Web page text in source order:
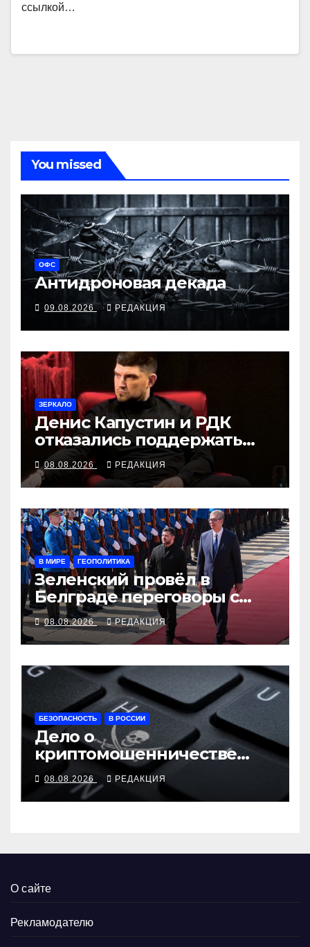
ссылкой…
You missed
ОФС
Антидроновая декада
09.08.2026 РЕДАКЦИЯ
ЗЕРКАЛО
Денис Капустин и РДК
отказались поддержать
партию «Яблоко»
08.08.2026 РЕДАКЦИЯ
В МИРЕ ГЕОПОЛИТИКА
Зеленский провёл в
Белграде переговоры с
Вучичем
08.08.2026 РЕДАКЦИЯ
БЕЗОПАСНОСТЬ В РОССИИ
Дело о
криптомошенничестве
оборачивают в содействие
терроризму
08.08.2026 РЕДАКЦИЯ
О сайте
Рекламодателю